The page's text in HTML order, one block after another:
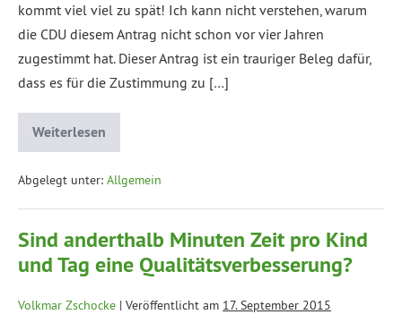
kommt viel viel zu spät! Ich kann nicht verstehen, warum
die CDU diesem Antrag nicht schon vor vier Jahren
zugestimmt hat. Dieser Antrag ist ein trauriger Beleg dafür,
dass es für die Zustimmung zu […]
Weiterlesen
Abgelegt unter: Allgemein
Sind anderthalb Minuten Zeit pro Kind
und Tag eine Qualitätsverbesserung?
Volkmar Zschocke | Veröffentlicht am 17. September 2015